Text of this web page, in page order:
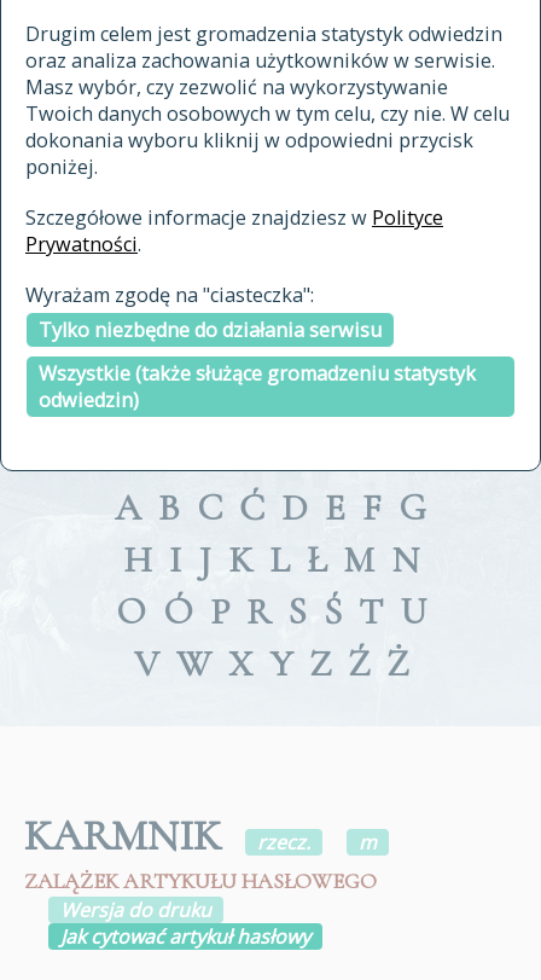
Drugim celem jest gromadzenia statystyk odwiedzin
oraz analiza zachowania użytkowników w serwisie.
Masz wybór, czy zezwolić na wykorzystywanie
Twoich danych osobowych w tym celu, czy nie. W celu
dokonania wyboru kliknij w odpowiedni przycisk
poniżej.
Szczegółowe informacje znajdziesz w Polityce
Prywatności.
Wyrażam zgodę na "ciasteczka":
Tylko niezbędne do działania serwisu
Wszystkie (także służące gromadzeniu statystyk
odwiedzin)
materiały archiwalne
cytowanie
kontakt
indeksie
a fronte
a tergo
A B C Ć D E F G
H I J K L Ł M N
O Ó P R S Ś T U
V W X Y Z Ź Ż
KARMNIK rzecz.
m
ZALĄŻEK ARTYKUŁU HASŁOWEGO
Wersja do druku
Jak cytować artykuł hasłowy